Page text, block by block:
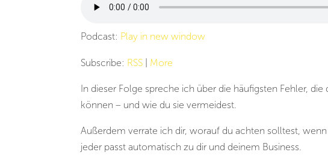
Podcast: Play in new window
Subscribe: RSS More
In dieser Folge spreche ich über die häufigsten Fehler,
können – und wie du sie vermeidest.
Außerdem verrate ich dir, worauf du achten solltest,
jeder passt automatisch zu dir und deinem Business.